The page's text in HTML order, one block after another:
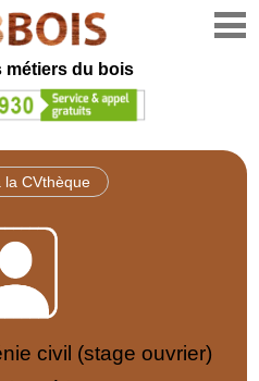
métiers du bois
la CVthèque
civil (stage ouvrier)